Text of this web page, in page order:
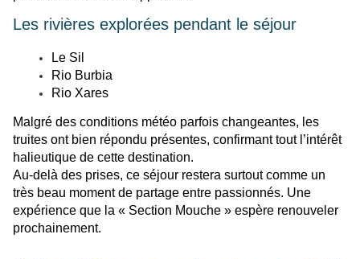
Les rivières explorées pendant le séjour
Le Sil
Rio Burbia
Rio Xares
Malgré des conditions météo parfois changeantes, les
truites ont bien répondu présentes, confirmant tout l’intérêt
halieutique de cette destination.
Au-delà des prises, ce séjour restera surtout comme un
très beau moment de partage entre passionnés. Une
expérience que la « Section Mouche » espère renouveler
prochainement.